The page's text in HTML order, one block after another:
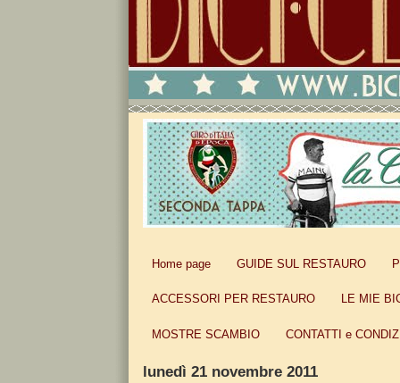
Home page GUIDE SUL RESTAURO
ACCESSORI PER RESTAURO LE MIE
MOSTRE SCAMBIO CONTATTI e
lunedì 21 novembre 2011